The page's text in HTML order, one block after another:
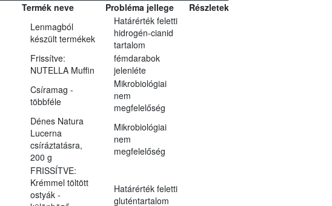
Termék neve Probléma jellege Részletek
Lenmagból
készült termékek
Határérték feletti
hidrogén-cianid
tartalom
Frissítve:
NUTELLA Muffin
fémdarabok
jelenléte
Csíramag -
többféle
Mikrobiológiai
nem
megfelelőség
Dénes Natura
Lucerna
csíráztatásra,
200 g
Mikrobiológiai
nem
megfelelőség
FRISSÍTVE:
Krémmel töltött
ostyák -
Határérték feletti
gluténtartalom